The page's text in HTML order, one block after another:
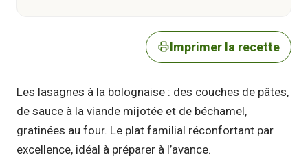
Imprimer la recette
Les lasagnes à la bolognaise : des couches de pâtes,
de sauce à la viande mijotée et de béchamel,
gratinées au four. Le plat familial réconfortant par
excellence, idéal à préparer à l’avance.